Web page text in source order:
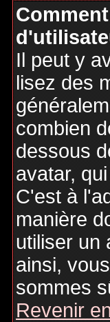
Il peut y
lisez des
combien
dessous
avatar,
C'est à
manière
utiliser un
ainsi,
sommes
Revenir